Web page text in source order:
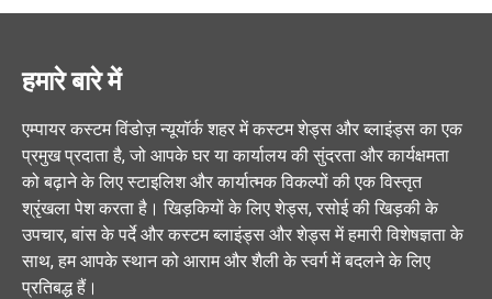
हमारे बारे में
एम्पायर कस्टम विंडोज़ न्यूयॉर्क शहर में कस्टम शेड्स और ब्लाइंड्स का एक
प्रमुख प्रदाता है, जो आपके घर या कार्यालय की सुंदरता और कार्यक्षमता
को बढ़ाने के लिए स्टाइलिश और कार्यात्मक विकल्पों की एक विस्तृत
श्रृंखला पेश करता है। खिड़कियों के लिए शेड्स, रसोई की खिड़की के
उपचार, बांस के पर्दे और कस्टम ब्लाइंड्स और शेड्स में हमारी विशेषज्ञता के
साथ, हम आपके स्थान को आराम और शैली के स्वर्ग में बदलने के लिए
प्रतिबद्ध हैं।